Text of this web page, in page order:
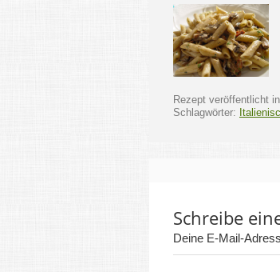
Rezept veröffentlicht
Schlagwörter:
Schreibe
Deine E-Mail-